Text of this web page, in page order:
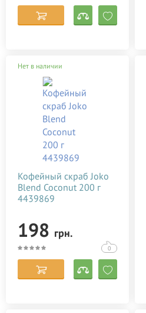
Lierac
Mambino Organics
Maternea
Medela
Melvita
Mommy Care
Mr.Scrubber
Mustela
Natura House
Noreva Laboratoires
NUXE
Palmer's
Petitfee & Koelf
Нет в наличии
Кофейный скраб Joko
Blend Coconut 200 г
4439869
198 грн.
0